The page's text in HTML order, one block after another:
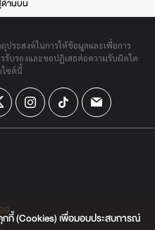
านบน
ระสงค์ในการให้ข้อมูลและเพื่อการ
รับรองและขอปฏิเสธต่อความรับผิดใด
ไซต์นี้
กี้ (Cookies) เพื่อมอบประสบการณ์